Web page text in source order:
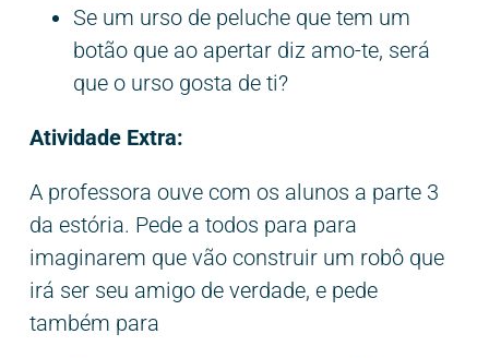
Se um urso de peluche que tem um
botão que ao apertar diz amo-te, será
que o urso gosta de ti?
Atividade Extra:
A professora ouve com os alunos a parte 3
da estória. Pede a todos para para
imaginarem que vão construir um robô que
irá ser seu amigo de verdade, e pede
também para